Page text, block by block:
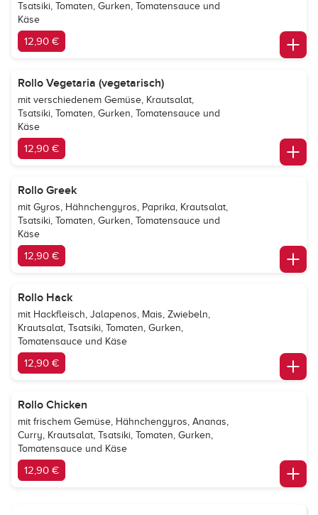
Tsatsiki, Tomaten, Gurken, Tomatensauce und
Käse
12,90 €
Rollo Vegetaria (vegetarisch)
mit verschiedenem Gemüse, Krautsalat,
Tsatsiki, Tomaten, Gurken, Tomatensauce und
Käse
12,90 €
Rollo Greek
mit Gyros, Hähnchengyros, Paprika, Krautsalat,
Tsatsiki, Tomaten, Gurken, Tomatensauce und
Käse
12,90 €
Rollo Hack
mit Hackfleisch, Jalapenos, Mais, Zwiebeln,
Krautsalat, Tsatsiki, Tomaten, Gurken,
Tomatensauce und Käse
12,90 €
Rollo Chicken
mit frischem Gemüse, Hähnchengyros, Ananas,
Curry, Krautsalat, Tsatsiki, Tomaten, Gurken,
Tomatensauce und Käse
12,90 €